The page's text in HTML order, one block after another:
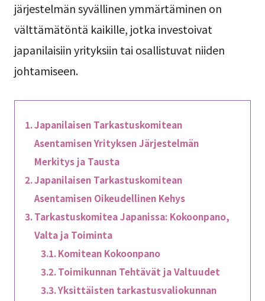
järjestelmän syvällinen ymmärtäminen on
välttämätöntä kaikille, jotka investoivat
japanilaisiin yrityksiin tai osallistuvat niiden
johtamiseen.
Japanilaisen Tarkastuskomitean
Asentamisen Yrityksen Järjestelmän
Merkitys ja Tausta
Japanilaisen Tarkastuskomitean
Asentamisen Oikeudellinen Kehys
Tarkastuskomitea Japanissa: Kokoonpano,
Valta ja Toiminta
Komitean Kokoonpano
Toimikunnan Tehtävät ja Valtuudet
Yksittäisten tarkastusvaliokunnan